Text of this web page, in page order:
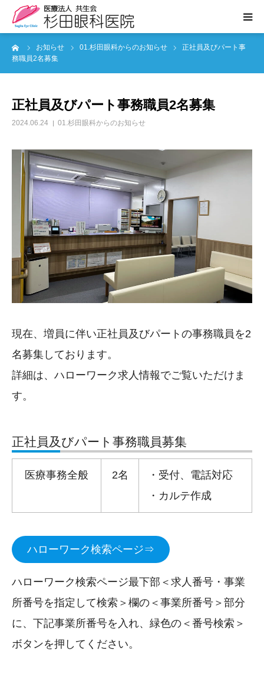
お知らせ 01.杉田眼科からのお知らせ
正社員及びパート事
務職員2名募集
正社員及びパート事務職員2名募集
2024.06.24 01.杉田眼科からのお知らせ
現在、増員に伴い正社員及びパートの事務職員を2
名募集しております。
詳細は、ハローワーク求人情報でご覧いただけま
す。
正社員及びパート事務職員募集
医療事務全般 2名
・受付、電話対応
・カルテ作成
ハローワーク検索ページ⇒
ハローワーク検索ページ最下部＜求人番号・事業
所番号を指定して検索＞欄の＜事業所番号＞部分
に、下記事業所番号を入れ、緑色の＜番号検索＞
ボタンを押してください。
医院案内
ぶどう膜炎専門外来
白内障について
眼の病気
よくあるご質問
お知らせ